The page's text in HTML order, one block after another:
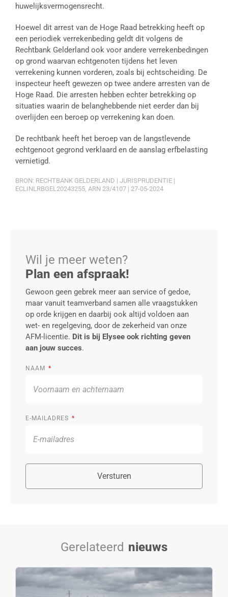
huwelijksvermogensrecht.
Hoewel dit arrest van de Hoge Raad betrekking heeft op
een periodiek verrekenbeding geldt dit volgens de
Rechtbank Gelderland ook voor andere verrekenbedingen
op grond waarvan echtgenoten tijdens het leven
verrekening kunnen vorderen, zoals bij echtscheiding. De
inspecteur heeft gewezen op twee andere arresten van de
Hoge Raad. Die arresten hebben echter betrekking op
situaties waarin de belanghebbende niet eerder dan bij
overlijden een beroep op verrekening kan doen.
De rechtbank heeft het beroep van de langstlevende
echtgenoot gegrond verklaard en de aanslag erfbelasting
vernietigd.
BRON: RECHTBANK GELDERLAND | JURISPRUDENTIE |
ECLINLRBGEL20243255, ARN 23/4107 | 27-05-2024
Wil je meer weten?
Plan een afspraak!
Gewoon geen gebrek meer aan service of gedoe,
maar vanuit teamverband samen alle vraagstukken
op orde krijgen en daarbij ook altijd voldoen aan
wet- en regelgeving, door de zekerheid van onze
AFM-licentie. Dit is bij Elysee ook richting geven
aan jouw succes.
NAAM
E-MAILADRES
Versturen
Gerelateerd nieuws